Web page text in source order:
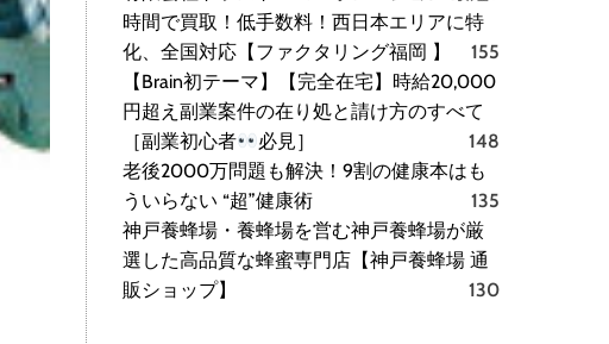
時間で買取！低手数料！西日本エリアに特
化、全国対応【ファクタリング福岡 】
155
【Brain初テーマ】【完全在宅】時給20,000
円超え副業案件の在り処と請け方のすべて
［副業初心者
必見］
148
老後2000万問題も解決！9割の健康本はも
ういらない “超”健康術
135
神戸養蜂場・養蜂場を営む神戸養蜂場が厳
選した高品質な蜂蜜専門店【神戸養蜂場 通
販ショップ】
130